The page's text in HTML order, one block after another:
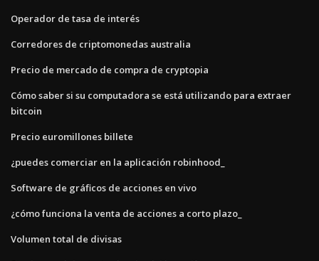
Operador de tasa de interés
Corredores de criptomonedas australia
Precio de mercado de compra de cryptopia
Cómo saber si su computadora se está utilizando para extraer
bitcoin
Precio euromillones billete
¿puedes comerciar en la aplicación robinhood_
Software de gráficos de acciones en vivo
¿cómo funciona la venta de acciones a corto plazo_
Volumen total de divisas